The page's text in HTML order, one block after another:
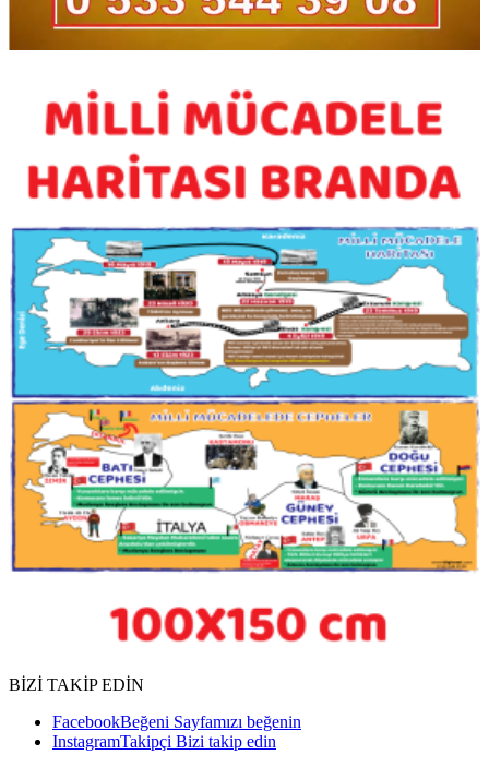
BİZİ TAKİP EDİN
FacebookBeğeni Sayfamızı beğenin
InstagramTakipçi Bizi takip edin